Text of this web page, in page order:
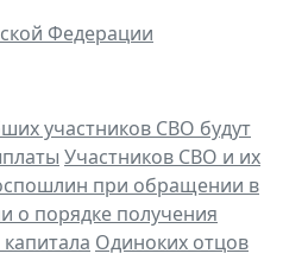
Федерации
участников СВО будут
Участников СВО и их
при обращении в
о порядке получения
Одиноких отцов